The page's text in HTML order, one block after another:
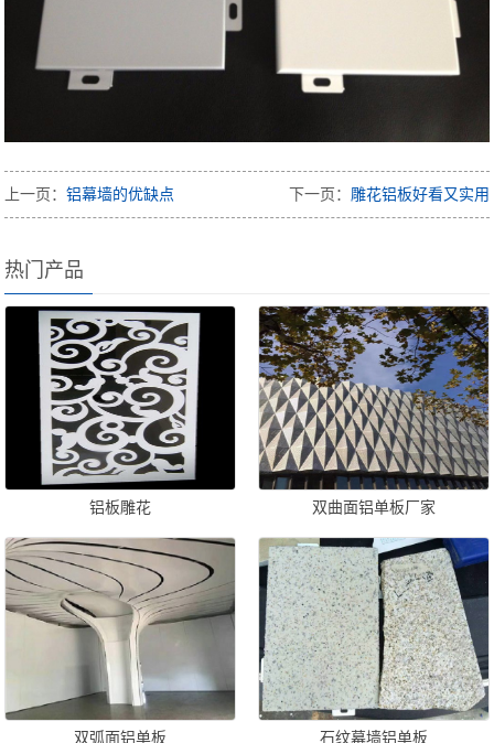
上一页：铝幕墙的优缺点 下一页： 雕花铝板好看又实用
热门产品
铝板雕花 双曲面铝单板厂家
双弧面铝单板 石纹幕墙铝单板